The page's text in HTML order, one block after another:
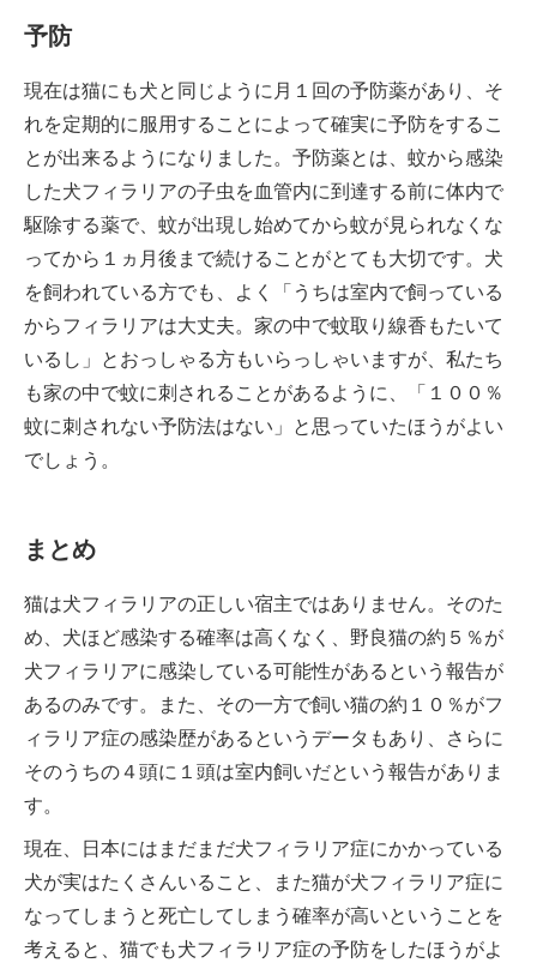
予防
現在は猫にも犬と同じように月１回の予防薬があり、そ
れを定期的に服用することによって確実に予防をするこ
とが出来るようになりました。予防薬とは、蚊から感染
した犬フィラリアの子虫を血管内に到達する前に体内で
駆除する薬で、蚊が出現し始めてから蚊が見られなくな
ってから１ヵ月後まで続けることがとても大切です。犬
を飼われている方でも、よく「うちは室内で飼っている
からフィラリアは大丈夫。家の中で蚊取り線香もたいて
いるし」とおっしゃる方もいらっしゃいますが、私たち
も家の中で蚊に刺されることがあるように、「１００％
蚊に刺されない予防法はない」と思っていたほうがよい
でしょう。
まとめ
猫は犬フィラリアの正しい宿主ではありません。そのた
め、犬ほど感染する確率は高くなく、野良猫の約５％が
犬フィラリアに感染している可能性があるという報告が
あるのみです。また、その一方で飼い猫の約１０％がフ
ィラリア症の感染歴があるというデータもあり、さらに
そのうちの４頭に１頭は室内飼いだという報告がありま
す。
現在、日本にはまだまだ犬フィラリア症にかかっている
犬が実はたくさんいること、また猫が犬フィラリア症に
なってしまうと死亡してしまう確率が高いということを
考えると、猫でも犬フィラリア症の予防をしたほうがよ